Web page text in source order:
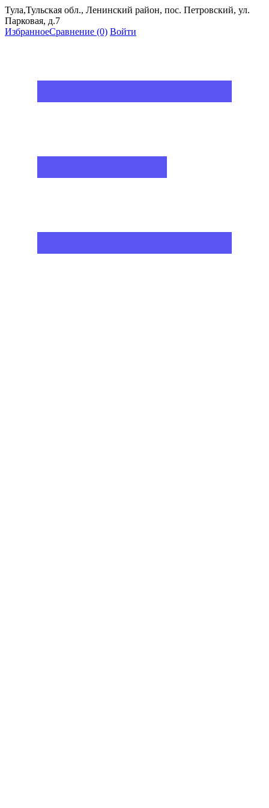
Тула,Тульская обл., Ленинский район, пос. Петровский, ул.
Парковая, д.7
ИзбранноеСравнение (0) Войти